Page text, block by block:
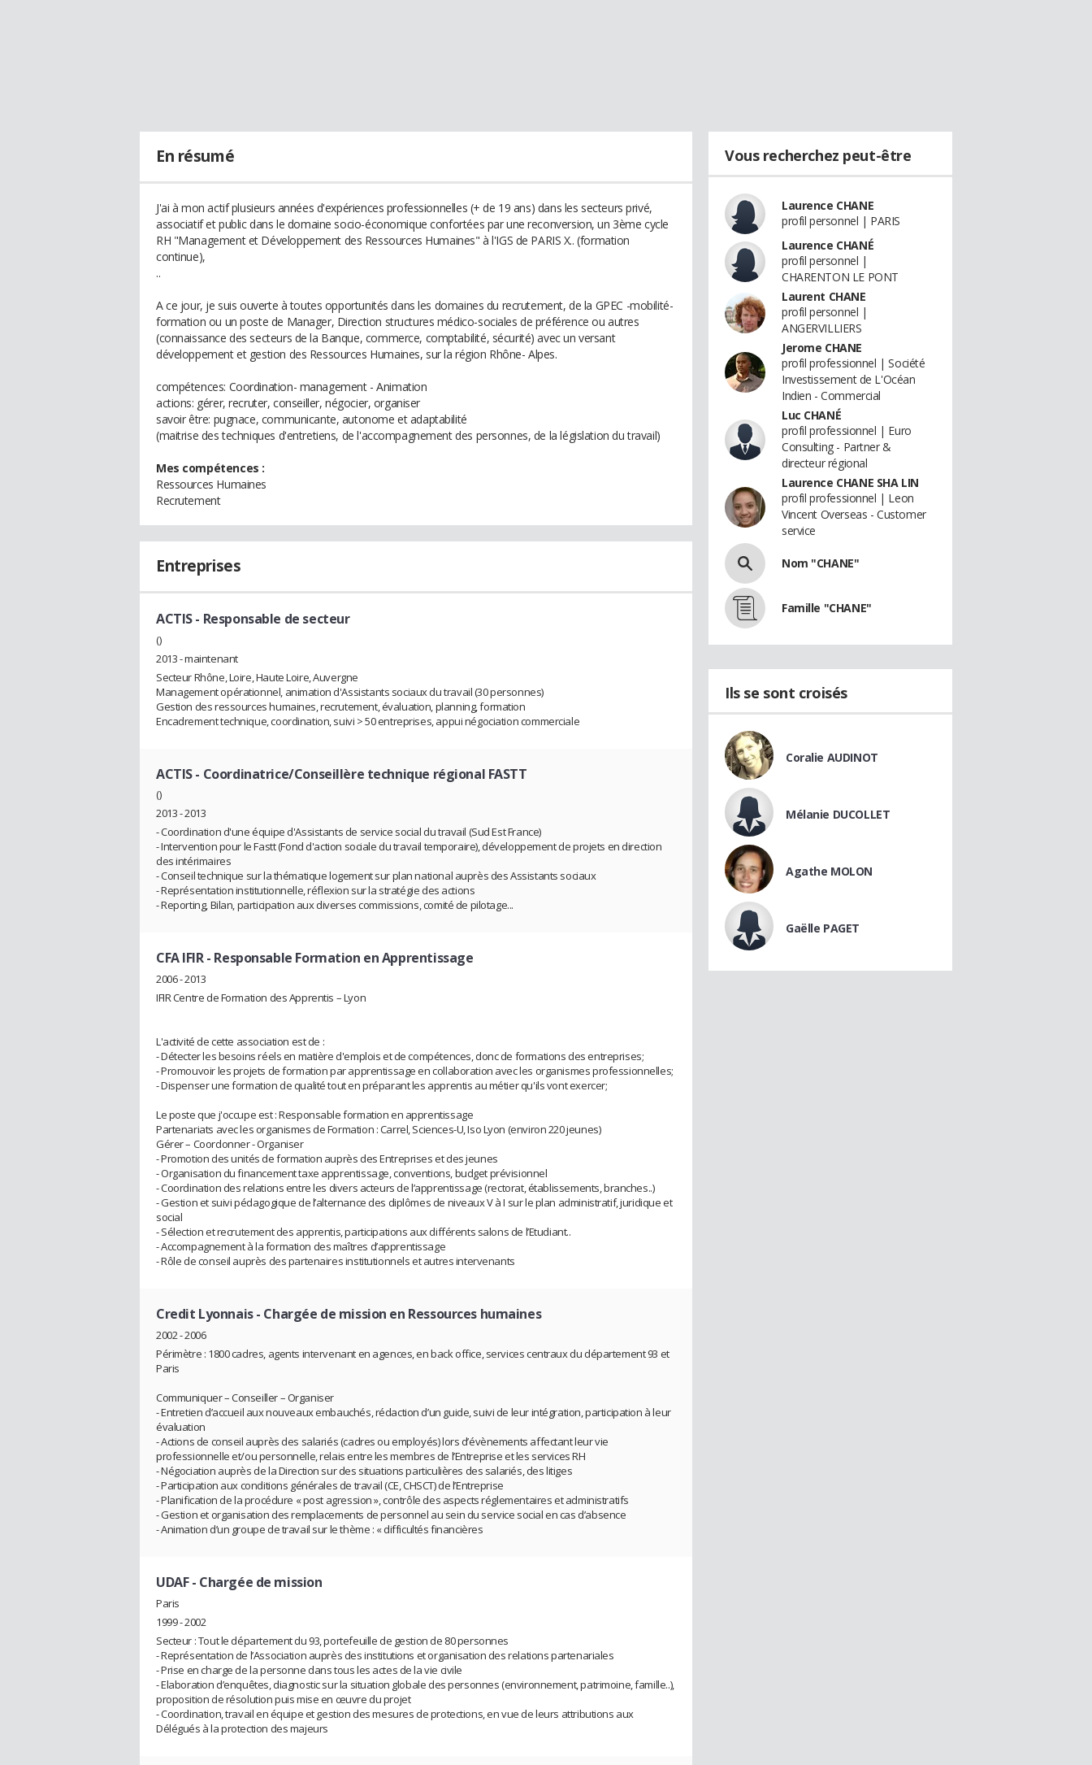
En résumé
J'ai à mon actif plusieurs années d'expériences professionnelles (+ de 19 ans) dans les secteurs privé,
associatif et public dans le domaine socio-économique confortées par une reconversion, un 3ème cycle
RH "Management et Développement des Ressources Humaines" à l'IGS de PARIS X.. (formation
continue),
..
A ce jour, je suis ouverte à toutes opportunités dans les domaines du recrutement, de la GPEC -mobilité-
formation ou un poste de Manager, Direction structures médico-sociales de préférence ou autres
(connaissance des secteurs de la Banque, commerce, comptabilité, sécurité) avec un versant
développement et gestion des Ressources Humaines, sur la région Rhône- Alpes.
compétences: Coordination- management - Animation
actions: gérer, recruter, conseiller, négocier, organiser
savoir être: pugnace, communicante, autonome et adaptabilité
(maitrise des techniques d'entretiens, de l'accompagnement des personnes, de la législation du travail)
Mes compétences :
Ressources Humaines
Recrutement
Entreprises
ACTIS- Responsable de secteur
()
2013 - maintenant
Secteur Rhône, Loire, Haute Loire, Auvergne
Management opérationnel, animation d'Assistants sociaux du travail (30 personnes)
Gestion des ressources humaines, recrutement, évaluation, planning, formation
Encadrement technique, coordination, suivi > 50 entreprises, appui négociation commerciale
ACTIS- Coordinatrice/Conseillère technique régional FASTT
()
2013 - 2013
- Coordination d'une équipe d'Assistants de service social du travail (Sud Est France)
- Intervention pour le Fastt (Fond d'action sociale du travail temporaire), développement de projets en direction
des intérimaires
- Conseil technique sur la thématique logement sur plan national auprès des Assistants sociaux
- Représentation institutionnelle, réflexion sur la stratégie des actions
- Reporting, Bilan, participation aux diverses commissions, comité de pilotage...
CFA IFIR- Responsable Formation en Apprentissage
2006 - 2013
IFIR Centre de Formation des Apprentis – Lyon
L'activité de cette association est de :
- Détecter les besoins réels en matière d'emplois et de compétences, donc de formations des entreprises;
- Promouvoir les projets de formation par apprentissage en collaboration avec les organismes professionnelles;
- Dispenser une formation de qualité tout en préparant les apprentis au métier qu'ils vont exercer;
Le poste que j'occupe est : Responsable formation en apprentissage
Partenariats avec les organismes de Formation : Carrel, Sciences-U, Iso Lyon (environ 220 jeunes)
Gérer – Coordonner - Organiser
- Promotion des unités de formation auprès des Entreprises et des jeunes
- Organisation du financement taxe apprentissage, conventions, budget prévisionnel
- Coordination des relations entre les divers acteurs de l’apprentissage (rectorat, établissements, branches..)
- Gestion et suivi pédagogique de l’alternance des diplômes de niveaux V à I sur le plan administratif, juridique et
social
- Sélection et recrutement des apprentis, participations aux différents salons de l’Etudiant..
- Accompagnement à la formation des maîtres d’apprentissage
- Rôle de conseil auprès des partenaires institutionnels et autres intervenants
Credit Lyonnais- Chargée de mission en Ressources humaines
2002 - 2006
Périmètre : 1800 cadres, agents intervenant en agences, en back office, services centraux du département 93 et
Paris
Communiquer – Conseiller – Organiser
- Entretien d’accueil aux nouveaux embauchés, rédaction d’un guide, suivi de leur intégration, participation à leur
évaluation
- Actions de conseil auprès des salariés (cadres ou employés) lors d’évènements affectant leur vie
professionnelle et/ou personnelle, relais entre les membres de l’Entreprise et les services RH
- Négociation auprès de la Direction sur des situations particulières des salariés, des litiges
- Participation aux conditions générales de travail (CE, CHSCT) de l’Entreprise
- Planification de la procédure « post agression », contrôle des aspects réglementaires et administratifs
- Gestion et organisation des remplacements de personnel au sein du service social en cas d’absence
- Animation d’un groupe de travail sur le thème : « difficultés financières
UDAF- Chargée de mission
Paris
1999 - 2002
Secteur : Tout le département du 93, portefeuille de gestion de 80 personnes
- Représentation de l’Association auprès des institutions et organisation des relations partenariales
- Prise en charge de la personne dans tous les actes de la vie civile
- Elaboration d’enquêtes, diagnostic sur la situation globale des personnes (environnement, patrimoine, famille..),
proposition de résolution puis mise en œuvre du projet
- Coordination, travail en équipe et gestion des mesures de protections, en vue de leurs attributions aux
Délégués à la protection des majeurs
Vous recherchez peut-être
Laurence CHANE
profil personnel | PARIS
Laurence CHANÉ
profil personnel |
CHARENTON LE PONT
Laurent CHANE
profil personnel |
ANGERVILLIERS
Jerome CHANE
profil professionnel | Société
Investissement de L'Océan
Indien - Commercial
Luc CHANÉ
profil professionnel | Euro
Consulting - Partner &
directeur régional
Laurence CHANE SHA LIN
profil professionnel | Leon
Vincent Overseas - Customer
service
Nom "CHANE"
Famille "CHANE"
Ils se sont croisés
Coralie AUDINOT
Mélanie DUCOLLET
Agathe MOLON
Gaëlle PAGET